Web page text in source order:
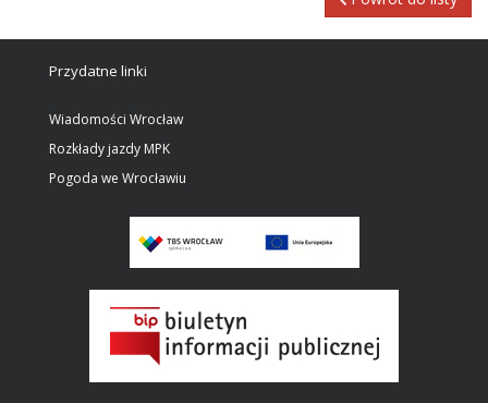
Przydatne linki
Wiadomości Wrocław
Rozkłady jazdy MPK
Pogoda we Wrocławiu